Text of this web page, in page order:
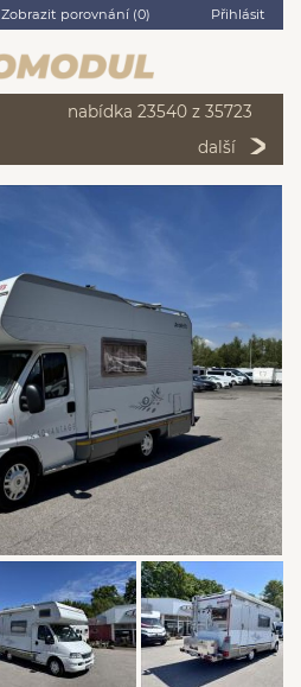
Zobrazit porovnání (0) Přihlásit
nabídka 23540 z 35723
další